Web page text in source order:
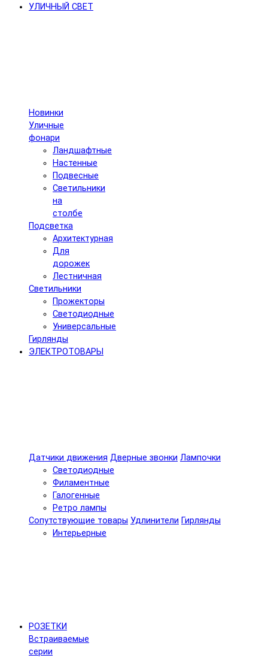
УЛИЧНЫЙ СВЕТ
Новинки
Уличные
фонари
Ландшафтные
Настенные
Подвесные
Светильники
на
столбе
Подсветка
Архитектурная
Для
дорожек
Лестничная
Светильники
Прожекторы
Светодиодные
Универсальные
Гирлянды
ЭЛЕКТРОТОВАРЫ
Датчики движения Дверные звонки Лампочки
Светодиодные
Филаментные
Галогенные
Ретро лампы
Сопутствующие товары Удлинители Гирлянды
Интерьерные
РОЗЕТКИ
Встраиваемые
серии